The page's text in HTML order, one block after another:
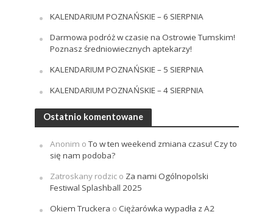
KALENDARIUM POZNAŃSKIE – 6 SIERPNIA
Darmowa podróż w czasie na Ostrowie Tumskim!
Poznasz średniowiecznych aptekarzy!
KALENDARIUM POZNAŃSKIE – 5 SIERPNIA
KALENDARIUM POZNAŃSKIE – 4 SIERPNIA
Ostatnio komentowane
Anonim oTo w ten weekend zmiana czasu! Czy to
się nam podoba?
Zatroskany rodzico Za nami Ogólnopolski
Festiwal Splashball 2025
Okiem Truckera o Ciężarówka wypadła z A2